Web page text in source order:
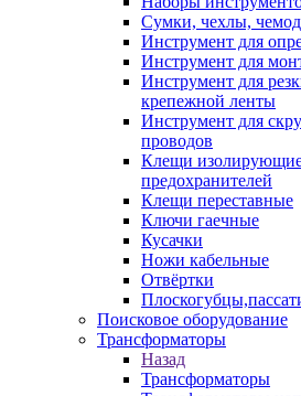
Сумки, чехлы,
Инструмент для
Инструмент для
Инструмент для
крепежной ленты
Инструмент для
проводов
Клещи изолирующие
предохранителей
Клещи переставные
Ключи гаечные
Кусачки
Ножи кабельные
Отвёртки
Поисковое оборудование
Трансформаторы
Назад
Трансформаторы